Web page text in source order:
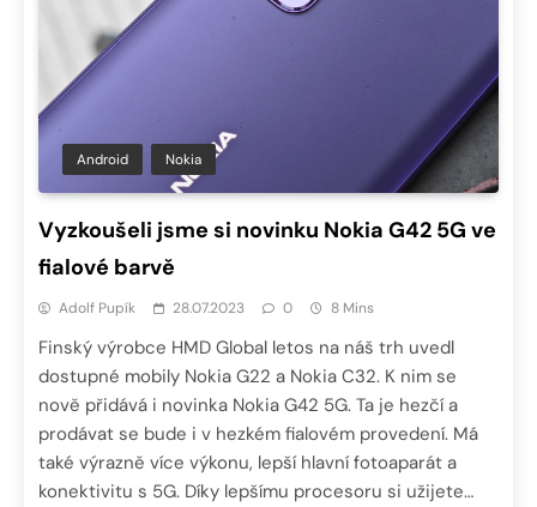
Android Nokia
Vyzkoušeli jsme si novinku Nokia G42 5G ve
fialové barvě
Adolf Pupík 28.07.2023 0 8 Mins
Finský výrobce HMD Global letos na náš trh uvedl
dostupné mobily Nokia G22 a Nokia C32. K nim se
nově přidává i novinka Nokia G42 5G. Ta je hezčí a
prodávat se bude i v hezkém fialovém provedení. Má
také výrazně více výkonu, lepší hlavní fotoaparát a
konektivitu s 5G. Díky lepšímu procesoru si užijete…